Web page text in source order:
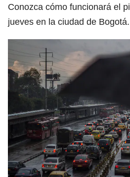
Conozca cómo funcionará el
jueves en la ciudad de Bogotá.